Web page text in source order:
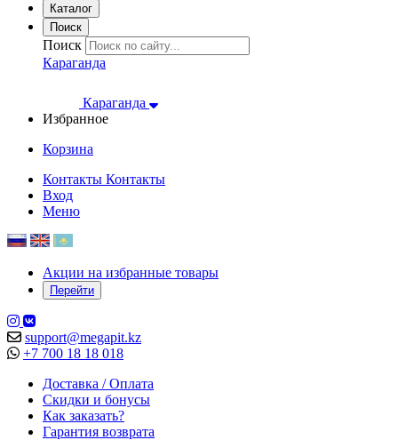
Каталог
Поиск
Поиск
Караганда
Караганда
Избранное
Корзина
Контакты Контакты
Вход
Меню
Акции на избранные товары
Перейти
support@megapit.kz
+7 700 18 18 018
Доставка / Оплата
Скидки и бонусы
Как заказать?
Гарантия возврата